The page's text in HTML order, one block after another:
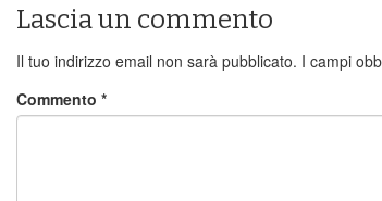
Lascia un commento
Il tuo indirizzo email non sarà pubblicato. I campi
Commento *